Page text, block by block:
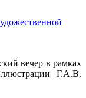
вечер в рамках
Г.А.В.